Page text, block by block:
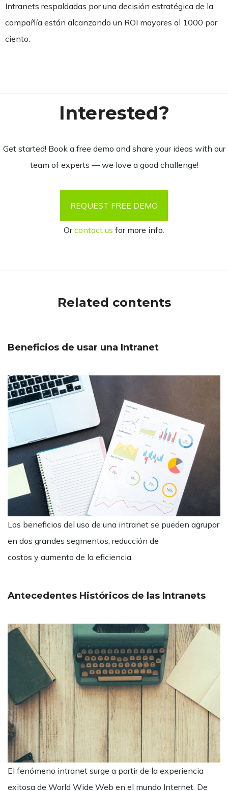
Intranets respaldadas por una decisión estratégica de la
compañía están alcanzando un ROI mayores al 1000 por
ciento.
Interested?
Get started! Book a free demo and share your ideas with our
team of experts — we love a good challenge!
REQUEST FREE DEMO
Orcontact us for more info.
Related contents
Beneficios de usar una Intranet
Los beneficios del uso de una intranet se pueden agrupar
en dos grandes segmentos; reducción de
costos y aumento de la eficiencia.
Antecedentes Históricos de las Intranets
El fenómeno intranet surge a partir de la experiencia
exitosa de World Wide Web en el mundo Internet. De